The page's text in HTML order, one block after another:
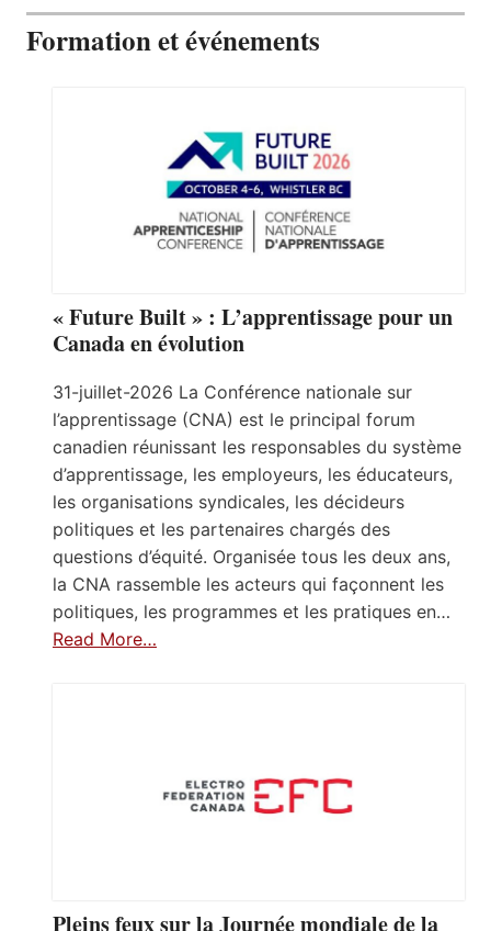
Formation et événements
« Future Built » : L’apprentissage pour un
Canada en évolution
31-juillet-2026 La Conférence nationale sur
l’apprentissage (CNA) est le principal forum
canadien réunissant les responsables du système
d’apprentissage, les employeurs, les éducateurs,
les organisations syndicales, les décideurs
politiques et les partenaires chargés des
questions d’équité. Organisée tous les deux ans,
la CNA rassemble les acteurs qui façonnent les
politiques, les programmes et les pratiques en…
Read More…
Pleins feux sur la Journée mondiale de la